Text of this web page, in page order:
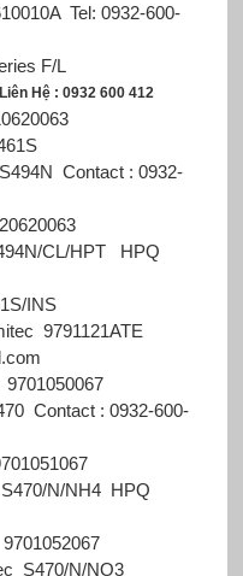
Tel: 0932-600-
F/L
Liên Hệ : 0932 600 412
S494N Contact : 0932-
CL/HPT
HPQ
INS
9791121ATE
9701050067
Contact : 0932-600-
S470/N/NH4 HPQ
9701052067
S470/N/NO3